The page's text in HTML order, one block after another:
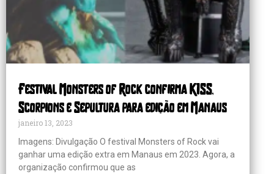
Festival Monsters of Rock confirma KISS,
Scorpions e Sepultura para edição em Manaus
janeiro 13, 2023
Imagens: Divulgação O festival Monsters of Rock vai
ganhar uma edição extra em Manaus em 2023. Agora, a
organização confirmou que as